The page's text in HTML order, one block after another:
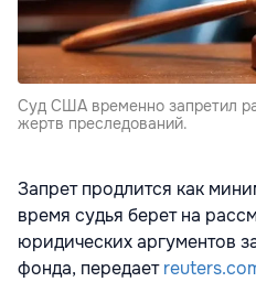
Суд США временно запретил
жертв преследований.
Запрет продлится как
время судья берет на
юридических аргументов
фонда, передает